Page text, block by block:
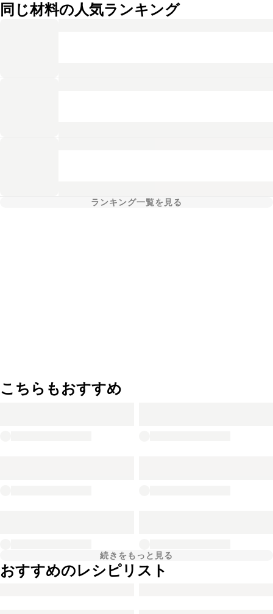
同じ材料の人気ランキング
ランキング一覧を見る
こちらもおすすめ
続きをもっと見る
おすすめのレシピリスト